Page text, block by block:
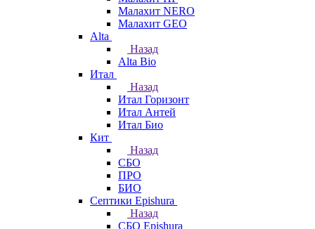
Малахит NERO
Малахит GEO
Alta
Назад
Alta Bio
Итал
Назад
Итал Горизонт
Итал Антей
Итал Био
Кит
Назад
СБО
ПРО
БИО
Септики Epishura
Назад
СБО Epishura